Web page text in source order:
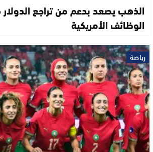
الذهب يصعد بدعم من تراجع
الوظائف الأمريكية
رياضة